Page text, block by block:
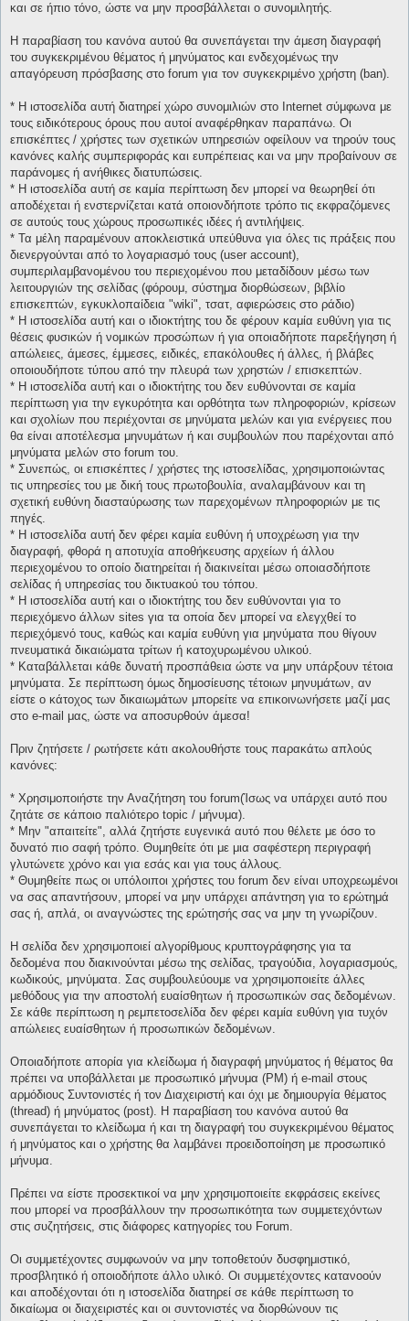
και σε ήπιο τόνο, ώστε να μην προσβάλλεται ο συνομιλητής.
Η παραβίαση του κανόνα αυτού θα συνεπάγεται την άμεση διαγραφή
του συγκεκριμένου θέματος ή μηνύματος και ενδεχομένως την
απαγόρευση πρόσβασης στο forum για τον συγκεκριμένο χρήστη (ban).
* H ιστοσελίδα αυτή διατηρεί χώρο συνομιλιών στο Internet σύμφωνα με
τους ειδικότερους όρους που αυτοί αναφέρθηκαν παραπάνω. Οι
επισκέπτες / χρήστες των σχετικών υπηρεσιών οφείλουν να τηρούν τους
κανόνες καλής συμπεριφοράς και ευπρέπειας και να μην προβαίνουν σε
παράνομες ή ανήθικες διατυπώσεις.
* H ιστοσελίδα αυτή σε καμία περίπτωση δεν μπορεί να θεωρηθεί ότι
αποδέχεται ή ενστερνίζεται κατά οποιονδήποτε τρόπο τις εκφραζόμενες
σε αυτούς τους χώρους προσωπικές ιδέες ή αντιλήψεις.
* Τα μέλη παραμένουν αποκλειστικά υπεύθυνα για όλες τις πράξεις που
διενεργούνται από το λογαριασμό τους (user account),
συμπεριλαμβανομένου του περιεχομένου που μεταδίδουν μέσω των
λειτουργιών της σελίδας (φόρουμ, σύστημα διορθώσεων, βιβλίο
επισκεπτών, εγκυκλοπαίδεια "wiki", τσατ, αφιερώσεις στο ράδιο)
* H ιστοσελίδα αυτή και ο ιδιοκτήτης του δε φέρουν καμία ευθύνη για τις
θέσεις φυσικών ή νομικών προσώπων ή για οποιαδήποτε παρεξήγηση ή
απώλειες, άμεσες, έμμεσες, ειδικές, επακόλουθες ή άλλες, ή βλάβες
οποιουδήποτε τύπου από την πλευρά των χρηστών / επισκεπτών.
* H ιστοσελίδα αυτή και ο ιδιοκτήτης του δεν ευθύνονται σε καμία
περίπτωση για την εγκυρότητα και ορθότητα των πληροφοριών, κρίσεων
και σχολίων που περιέχονται σε μηνύματα μελών και για ενέργειες που
θα είναι αποτέλεσμα μηνυμάτων ή και συμβουλών που παρέχονται από
μηνύματα μελών στο forum του.
* Συνεπώς, οι επισκέπτες / χρήστες της ιστοσελίδας, χρησιμοποιώντας
τις υπηρεσίες του με δική τους πρωτοβουλία, αναλαμβάνουν και τη
σχετική ευθύνη διασταύρωσης των παρεχομένων πληροφοριών με τις
πηγές.
* H ιστοσελίδα αυτή δεν φέρει καμία ευθύνη ή υποχρέωση για την
διαγραφή, φθορά η αποτυχία αποθήκευσης αρχείων ή άλλου
περιεχομένου το οποίο διατηρείται ή διακινείται μέσω οποιασδήποτε
σελίδας ή υπηρεσίας του δικτυακού του τόπου.
* H ιστοσελίδα αυτή και ο ιδιοκτήτης του δεν ευθύνονται για το
περιεχόμενο άλλων sites για τα οποία δεν μπορεί να ελεγχθεί το
περιεχόμενό τους, καθώς και καμία ευθύνη για μηνύματα που θίγουν
πνευματικά δικαιώματα τρίτων ή κατοχυρωμένου υλικού.
* Καταβάλλεται κάθε δυνατή προσπάθεια ώστε να μην υπάρξουν τέτοια
μηνύματα. Σε περίπτωση όμως δημοσίευσης τέτοιων μηνυμάτων, αν
είστε ο κάτοχος των δικαιωμάτων μπορείτε να επικοινωνήσετε μαζί μας
στο e-mail μας, ώστε να αποσυρθούν άμεσα!
Πριν ζητήσετε / ρωτήσετε κάτι ακολουθήστε τους παρακάτω απλούς
κανόνες:
* Χρησιμοποιήστε την Αναζήτηση του forum(Ίσως να υπάρχει αυτό που
ζητάτε σε κάποιο παλιότερο topic / μήνυμα).
* Μην "απαιτείτε", αλλά ζητήστε ευγενικά αυτό που θέλετε με όσο το
δυνατό πιο σαφή τρόπο. Θυμηθείτε ότι με μια σαφέστερη περιγραφή
γλυτώνετε χρόνο και για εσάς και για τους άλλους.
* Θυμηθείτε πως οι υπόλοιποι χρήστες του forum δεν είναι υποχρεωμένοι
να σας απαντήσουν, μπορεί να μην υπάρχει απάντηση για το ερώτημά
σας ή, απλά, οι αναγνώστες της ερώτησής σας να μην τη γνωρίζουν.
Η σελίδα δεν χρησιμοποιεί αλγορίθμους κρυπτογράφησης για τα
δεδομένα που διακινούνται μέσω της σελίδας, τραγούδια, λογαριασμούς,
κωδικούς, μηνύματα. Σας συμβουλεύουμε να χρησιμοποιείτε άλλες
μεθόδους για την αποστολή ευαίσθητων ή προσωπικών σας δεδομένων.
Σε κάθε περίπτωση η ρεμπετοσελίδα δεν φέρει καμία ευθύνη για τυχόν
απώλειες ευαίσθητων ή προσωπικών δεδομένων.
Οποιαδήποτε απορία για κλείδωμα ή διαγραφή μηνύματος ή θέματος θα
πρέπει να υποβάλλεται με προσωπικό μήνυμα (PM) ή e-mail στους
αρμόδιους Συντονιστές ή τον Διαχειριστή και όχι με δημιουργία θέματος
(thread) ή μηνύματος (post). Η παραβίαση του κανόνα αυτού θα
συνεπάγεται το κλείδωμα ή και τη διαγραφή του συγκεκριμένου θέματος
ή μηνύματος και ο χρήστης θα λαμβάνει προειδοποίηση με προσωπικό
μήνυμα.
Πρέπει να είστε προσεκτικοί να μην χρησιμοποιείτε εκφράσεις εκείνες
που μπορεί να προσβάλλουν την προσωπικότητα των συμμετεχόντων
στις συζητήσεις, στις διάφορες κατηγορίες του Forum.
Οι συμμετέχοντες συμφωνούν να μην τοποθετούν δυσφημιστικό,
προσβλητικό ή οποιοδήποτε άλλο υλικό. Οι συμμετέχοντες κατανοούν
και αποδέχονται ότι η ιστοσελίδα διατηρεί σε κάθε περίπτωση το
δικαίωμα οι διαχειριστές και οι συντονιστές να διορθώνουν τις